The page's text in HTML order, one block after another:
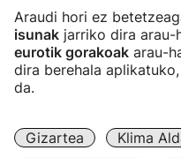
Araudi hori ez
isunak jarriko dira arau-
eurotik gorakoak arau-
dira berehala
da.
Gizartea
Klima